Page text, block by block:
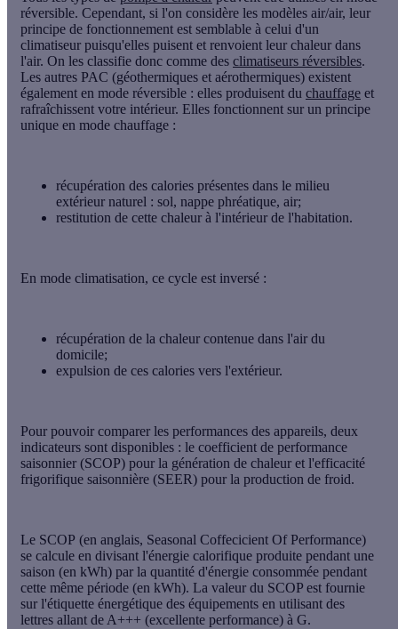
réversible. Cependant, si l'on considère les modèles air/air, leur
principe de fonctionnement est semblable à celui d'un
climatiseur puisqu'elles puisent et renvoient leur chaleur dans
l'air. On les classifie donc comme des climatiseurs réversibles.
Les autres PAC (géothermiques et aérothermiques) existent
également en mode réversible : elles produisent du chauffage et
rafraîchissent votre intérieur. Elles fonctionnent sur un principe
unique en mode chauffage :
récupération des calories présentes dans le milieu
extérieur naturel : sol, nappe phréatique, air;
restitution de cette chaleur à l'intérieur de l'habitation.
En mode climatisation, ce cycle est inversé :
récupération de la chaleur contenue dans l'air du
domicile;
expulsion de ces calories vers l'extérieur.
Pour pouvoir comparer les performances des appareils, deux
indicateurs sont disponibles : le coefficient de performance
saisonnier (SCOP) pour la génération de chaleur et l'efficacité
frigorifique saisonnière (SEER) pour la production de froid.
Le SCOP (en anglais, Seasonal Coffecicient Of Performance)
se calcule en divisant l'énergie calorifique produite pendant une
saison (en kWh) par la quantité d'énergie consommée pendant
cette même période (en kWh). La valeur du SCOP est fournie
sur l'étiquette énergétique des équipements en utilisant des
lettres allant de A+++ (excellente performance) à G.